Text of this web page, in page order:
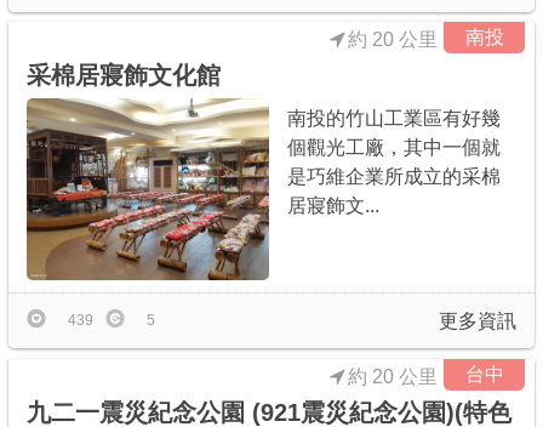
南投
采棉居寢飾文化館
約 20 公里
南投的竹山工業區有好幾
個觀光工廠，其中一個就
是巧維企業所成立的采棉
居寢飾文...
更多資訊
439 5
台中
九二一震災紀念公園 (921震災紀念公園)(特色
約 20 公里